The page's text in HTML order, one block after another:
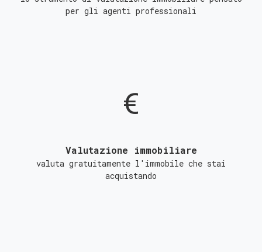
per gli agenti professionali
Valutazione immobiliare
valuta gratuitamente l'immobile che stai
acquistando